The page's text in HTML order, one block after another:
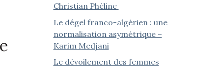
Christian Phéline
Le dégel franco-algérien : une
normalisation asymétrique –
Karim Medjani
Le dévoilement des femmes